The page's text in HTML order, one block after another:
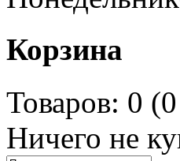
Корзина
Товаров: 0
Ничего не